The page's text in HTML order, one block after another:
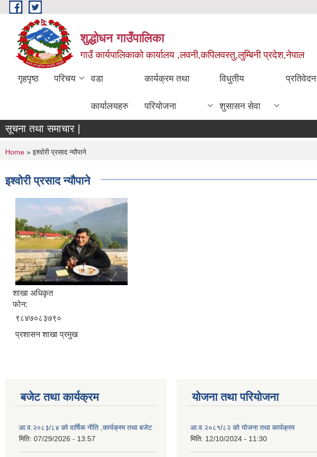
Skip to main content
शुद्धोधन गाउँपालिका
गाउँ कार्यपालिकाको कार्यालय ,लवनी,कपिलवस्तु,लुम्बिनी प्रदेश,नेपाल
गृहपृष्ठ परिचय वडा
कार्यालयहरु
कार्यक्रम तथा
परियोजना
विधुतीय
शुसासन सेवा
प्रतिवेदन
सूचना तथा समाचार |
You are here
Home » इश्वोरी प्रसाद न्यौपाने
इश्वोरी प्रसाद न्यौपाने
शाखा अधिकृत
फोन:
९८४७०८३७९०
प्रशासन शाखा प्रमुख
बजेट तथा कार्यक्रम
आ.व.२०८३/८४ को वार्षिक नीति ,कार्यक्रम तथा बजेट
मिति: 07/29/2026 - 13:57
योजना तथा परियोजना
आ.व.२०८१/८२ को योजना तथा कार्यक्रम
मिति: 12/10/2024 - 11:30